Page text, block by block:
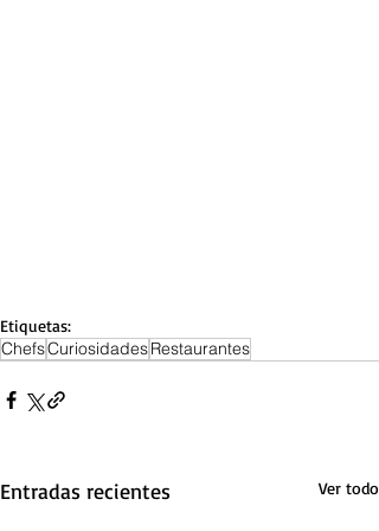
Etiquetas:
ChefsCuriosidadesRestaurantes
Entradas recientes Ver todo